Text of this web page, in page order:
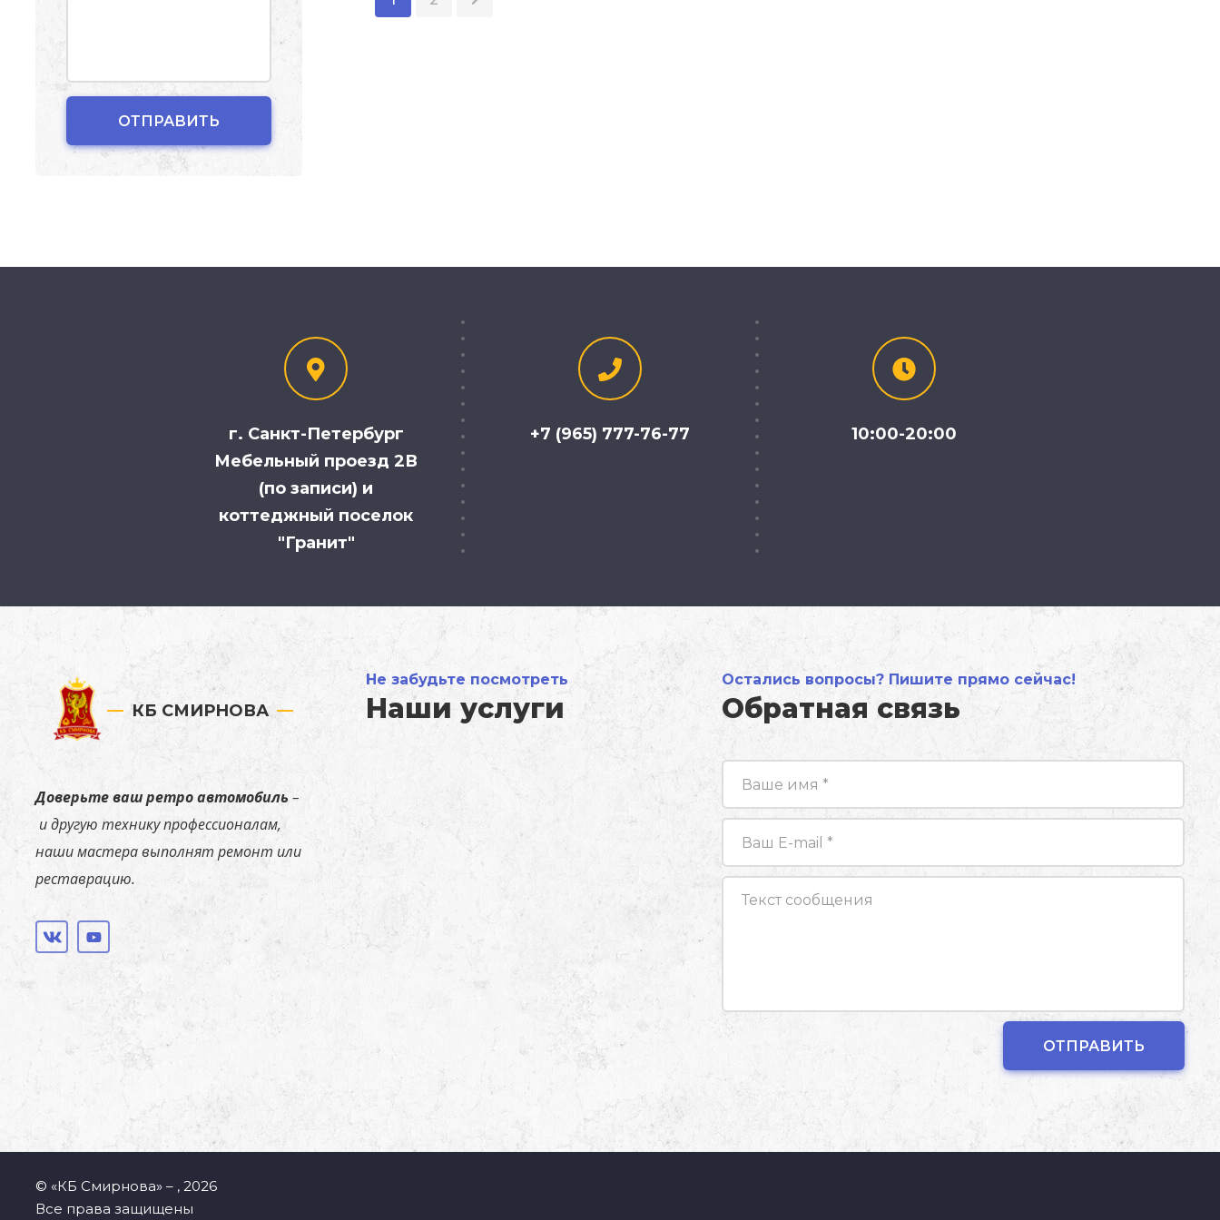
г. Санкт-Петербург
Мебельный проезд 2В
(по записи) и
коттеджный поселок
"Гранит"
+7 (965) 777-76-77 10:00-20:00
КБ СМИРНОВА
Доверьтеваш ретро автомобиль –
идругую техникупрофессионалам,
нашимастеравыполнят ремонт или
реставрацию.
Не забудьте посмотреть
Наши услуги
Остались вопросы? Пишите прямо сейчас!
Обратная связь
© «КБ Смирнова» – , 2026
Все права защищены